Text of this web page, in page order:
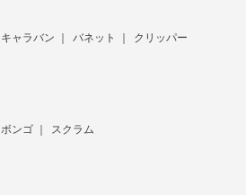
キャラバン バネット クリッパー
ボンゴ スクラム